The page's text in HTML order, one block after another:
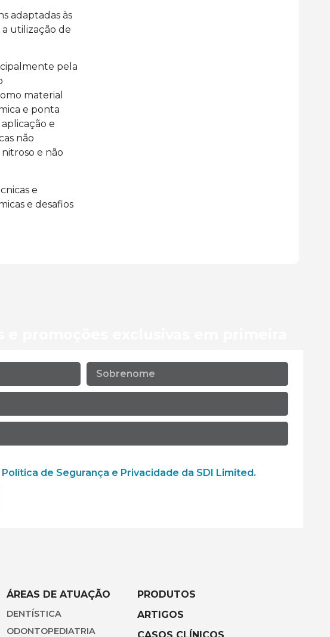
adaptadas às
utilização de
pela
material
e ponta
e
não
e não
e
e desafios
e promoções exclusivas em primeira
Política de Segurança e Privacidade da SDI Limited.
ÁREAS DE ATUAÇÃO
DENTÍSTICA
ODONTOPEDIATRIA
PRODUTOS
ARTIGOS